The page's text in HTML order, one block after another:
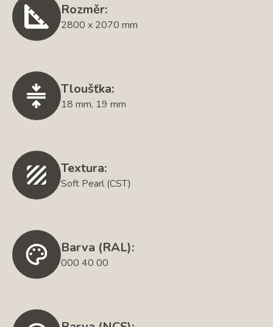
Rozměr:
2800 x 2070 mm
Tloušťka:
18 mm, 19 mm
Textura:
Soft Pearl (CST)
Barva (RAL):
000 40 00